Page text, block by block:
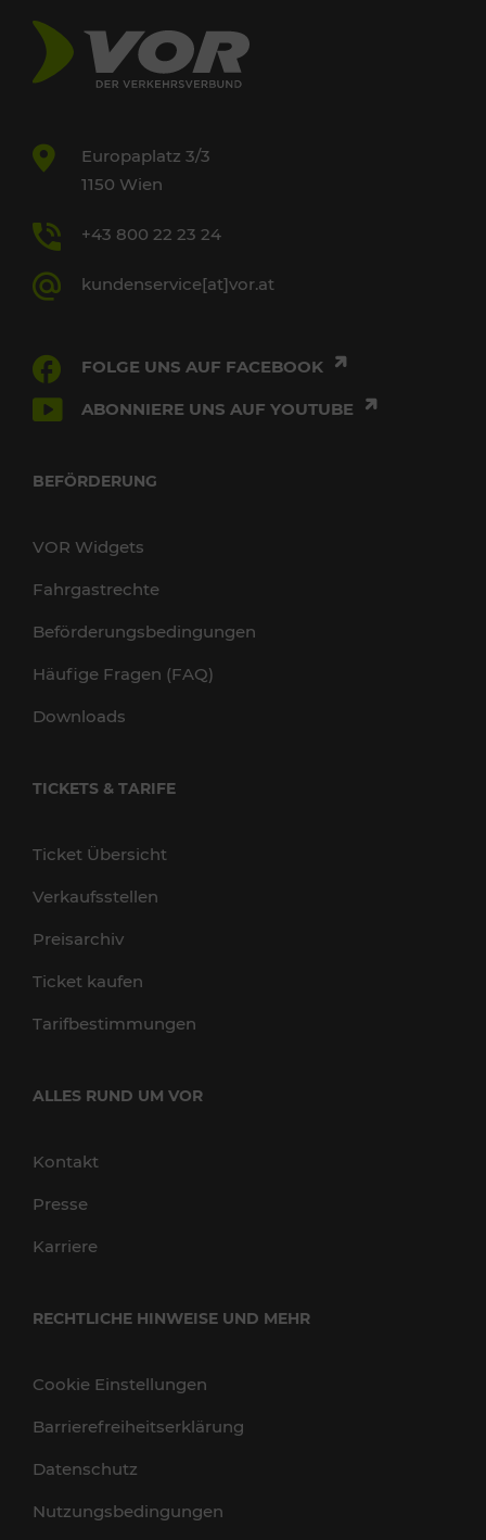
Europaplatz 3/3
1150 Wien
+43 800 22 23 24
kundenservice[at]vor.at
FOLGE UNS AUF FACEBOOK
ABONNIERE UNS AUF YOUTUBE
BEFÖRDERUNG
VOR Widgets
Fahrgastrechte
Beförderungsbedingungen
Häufige Fragen (FAQ)
Downloads
TICKETS & TARIFE
Ticket Übersicht
Verkaufsstellen
Preisarchiv
Ticket kaufen
Tarifbestimmungen
ALLES RUND UM VOR
Kontakt
Presse
Karriere
RECHTLICHE HINWEISE UND MEHR
Cookie Einstellungen
Barrierefreiheitserklärung
Datenschutz
Nutzungsbedingungen